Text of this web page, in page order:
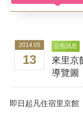
服務設施
週邊景點
2014.05
13
公告訊息
來里京
導覽圖
即日起凡住宿里京館